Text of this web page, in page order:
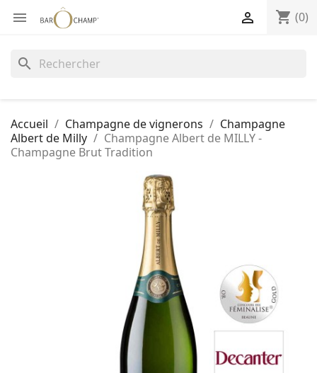
 shopping_cart (0)

search
Accueil Champagne de vignerons
Champagne
Albert de Milly
Champagne Albert de MILLY -
Champagne Brut Tradition